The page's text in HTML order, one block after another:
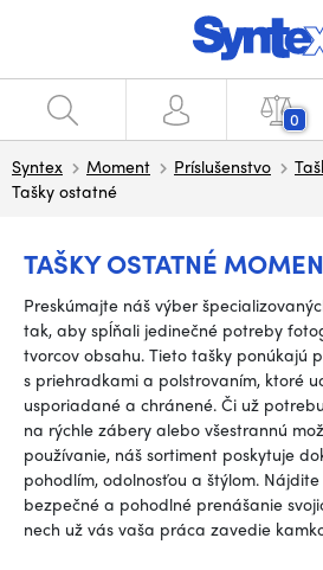
0
Syntex Moment Príslušenstvo
Tašky ostatné
TAŠKY OSTATNÉ
Preskúmajte náš výber
tak, aby spĺňali jedinečné potreby
tvorcov obsahu. Tieto tašky ponúkajú
s priehradkami a polstrovaním, ktoré
usporiadané a chránené. Či už
na rýchle zábery alebo všestrannú
používanie, náš sortiment poskytuje
pohodlím, odolnosťou a štýlom.
bezpečné a pohodlné prenášanie
nech už vás vaša práca zavedie